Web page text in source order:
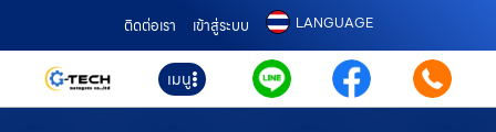
ติดต่อเรา เข้าสู่ระบบ LANGUAGE
เมนู